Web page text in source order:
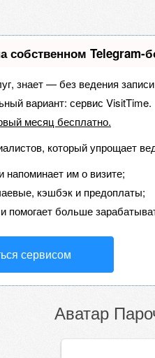
собственном Telegram-
знает — без ведения
вариант: сервис VisitTime.
месяц бесплатно.
который упрощает
напоминает им о визите;
кэшбэк и предоплаты;
помогает больше
сервисом
Аватар